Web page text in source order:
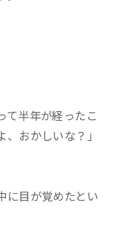
て半年が経ったこ
おかしいな？」
に目が覚めたとい